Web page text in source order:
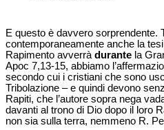
E questo è davvero sorprendente.
contemporaneamente anche la
Rapimento avverrà durante la
Apoc 7,13-15, abbiamo
secondo cui i cristiani che sono
Tribolazione – e quindi devono
Rapiti, che l’autore sopra nega
davanti al trono di Dio dopo il loro
non sia sulla terra, nemmeno R.